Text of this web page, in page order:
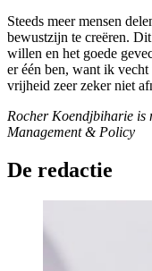
Steeds meer mensen
bewustzijn te creëren.
willen en het goede
er één ben, want ik
vrijheid zeer zeker niet
Rocher Koendjbiharie is
Management & Policy
De redactie